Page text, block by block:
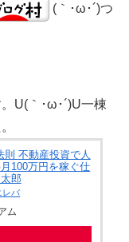
(｀･ω･´)つ
U(｀･ω･´)U一棟
不動産投資で人
100万円を稼ぐ仕
郎
レバ
ム